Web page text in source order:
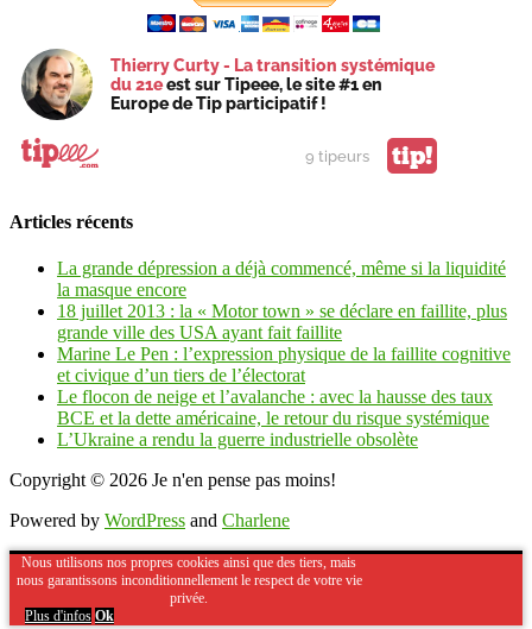
Thierry Curty - La transition systémique
du 21eest sur Tipeee, le site #1 en
Europe de Tip participatif !
9 tipeurs tip!
Articles récents
La grande dépression a déjà commencé, même si la liquidité
la masque encore
18 juillet 2013 : la « Motor town » se déclare en faillite, plus
grande ville des USA ayant fait faillite
Marine Le Pen : l’expression physique de la faillite cognitive
et civique d’un tiers de l’électorat
Le flocon de neige et l’avalanche : avec la hausse des taux
BCE et la dette américaine, le retour du risque systémique
L’Ukraine a rendu la guerre industrielle obsolète
Copyright © 2026 Je n'en pense pas moins!
Powered by WordPress and Charlene
Nous utilisons nos propres cookies ainsi que des tiers, mais
nous garantissons inconditionnellement le respect de votre vie
privée.
Plus d'infos Ok